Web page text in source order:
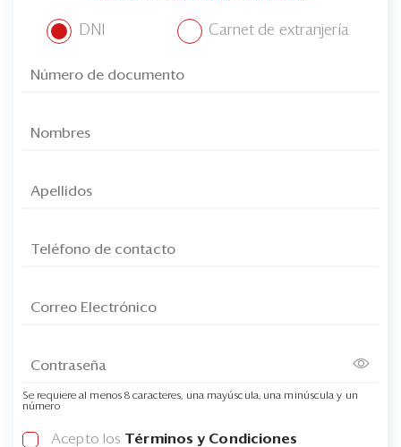
DNI Carnet de extranjería
Se requiere al menos 8 caracteres, una mayúscula, una minúscula y un
número
Acepto los Términos y Condiciones